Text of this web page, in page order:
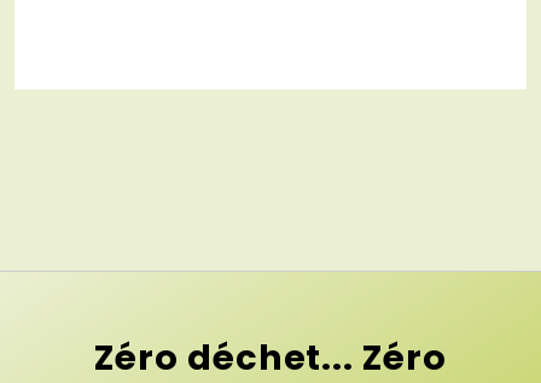
Zéro déchet... Zéro